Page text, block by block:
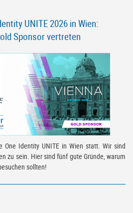
UNITE 2026 in Wien:
Sponsor vertreten
Identity UNITE in Wien statt. Wir sind
zu sein. Hier sind fünf gute Gründe, warum
sollten!